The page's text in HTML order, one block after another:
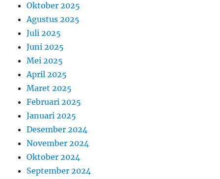
Oktober 2025
Agustus 2025
Juli 2025
Juni 2025
Mei 2025
April 2025
Maret 2025
Februari 2025
Januari 2025
Desember 2024
November 2024
Oktober 2024
September 2024